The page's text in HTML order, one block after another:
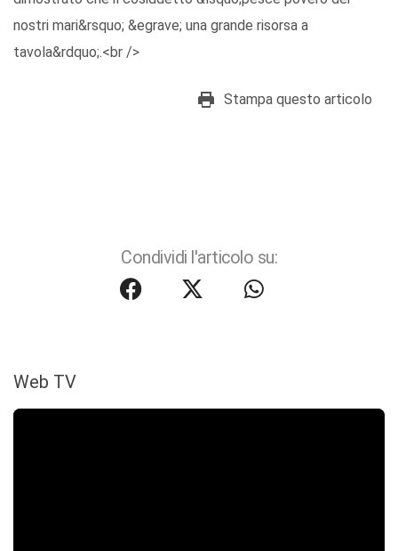
nostri mari&rsquo; &egrave; una grande risorsa a
tavola&rdquo;.<br />
Stampa questo articolo
Condividi l'articolo su:
Web TV